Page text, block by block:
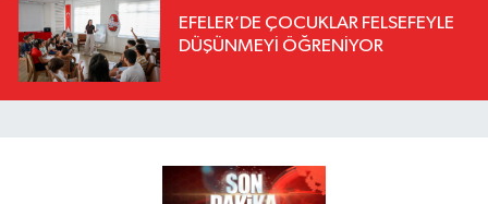
EFELER’DE ÇOCUKLAR FELSEFEYLE
DÜŞÜNMEYİ ÖĞRENİYOR